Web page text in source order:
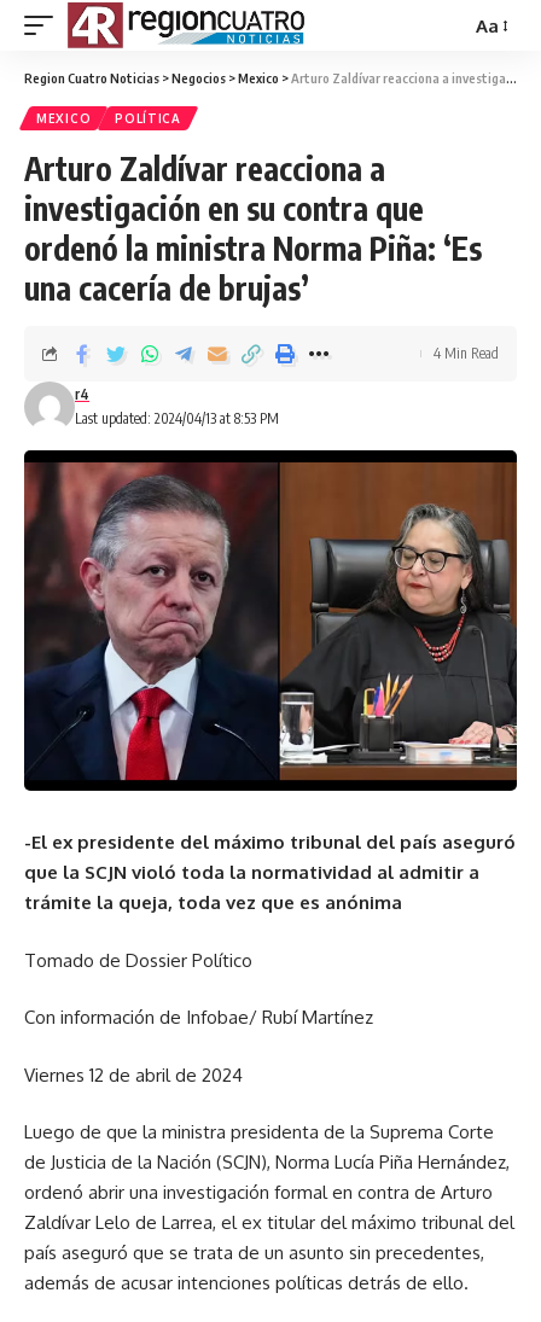
Aa
Region Cuatro Noticias >Negocios >Mexico >Arturo Zaldívar reacciona a investigación en su contra que ordenó la ministra Norma Piña: ‘Es una cacería de brujas’
MEXICO POLÍTICA
Arturo Zaldívar reacciona a
investigación en su contra que
ordenó la ministra Norma Piña: ‘Es
una cacería de brujas’
Last updated: 2024/04/13 at 8:53 PM
r4
4 Min Read
-El ex presidente del máximo tribunal del país aseguró
que la SCJN violó toda la normatividad al admitir a
trámite la queja, toda vez que es anónima
Tomado de Dossier Político
Con información de Infobae/ Rubí Martínez
Viernes 12 de abril de 2024
Luego de que la ministra presidenta de la Suprema Corte
de Justicia de la Nación (SCJN), Norma Lucía Piña Hernández,
ordenó abrir una investigación formal en contra de Arturo
Zaldívar Lelo de Larrea, el ex titular del máximo tribunal del
país aseguró que se trata de un asunto sin precedentes,
además de acusar intenciones políticas detrás de ello.